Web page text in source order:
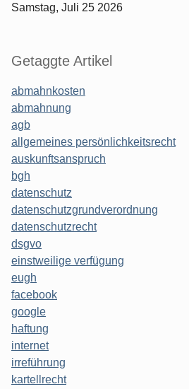
Samstag, Juli 25 2026
Getaggte Artikel
abmahnkosten
abmahnung
agb
allgemeines persönlichkeitsrecht
auskunftsanspruch
bgh
datenschutz
datenschutzgrundverordnung
datenschutzrecht
dsgvo
einstweilige verfügung
eugh
facebook
google
haftung
internet
irreführung
kartellrecht